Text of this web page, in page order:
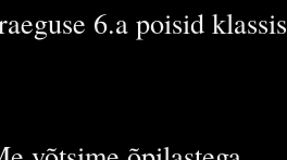
6.a poisid klassis